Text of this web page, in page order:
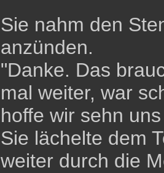
Sie nahm den
anzünden.
"Danke. Das
mal weiter, war
hoffe wir sehn
Sie lächelte dem
weiter durch die